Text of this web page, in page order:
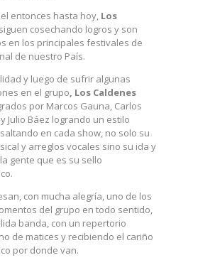
entonces hasta hoy, Los
siguen cosechando logros y son
en los principales festivales de
de nuestro País.
y luego de sufrir algunas
en el grupo , Los Caldenes
por Marcos Gauna, Carlos
Julio Báez logrando un estilo
en cada show, no solo su
y arreglos vocales sino su ida y
gente que es su sello
con mucha alegría, uno de los
del grupo en todo sentido,
banda, con un repertorio
de matices y recibiendo el cariño
por donde van.